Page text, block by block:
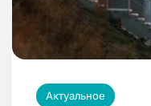
Актуальное